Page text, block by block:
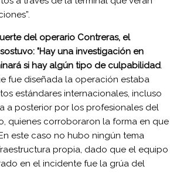
del operario Contreras, el
"Hay una investigación en
si hay algún tipo de culpabilidad.
fue diseñada la operación estaba
estándares internacionales, incluso
a posterior por los profesionales del
quienes corroboraron la forma en que
este caso no hubo ningún tema
propia, dado que el equipo
en el incidente fue la grúa del